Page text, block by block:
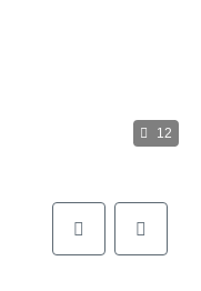
12